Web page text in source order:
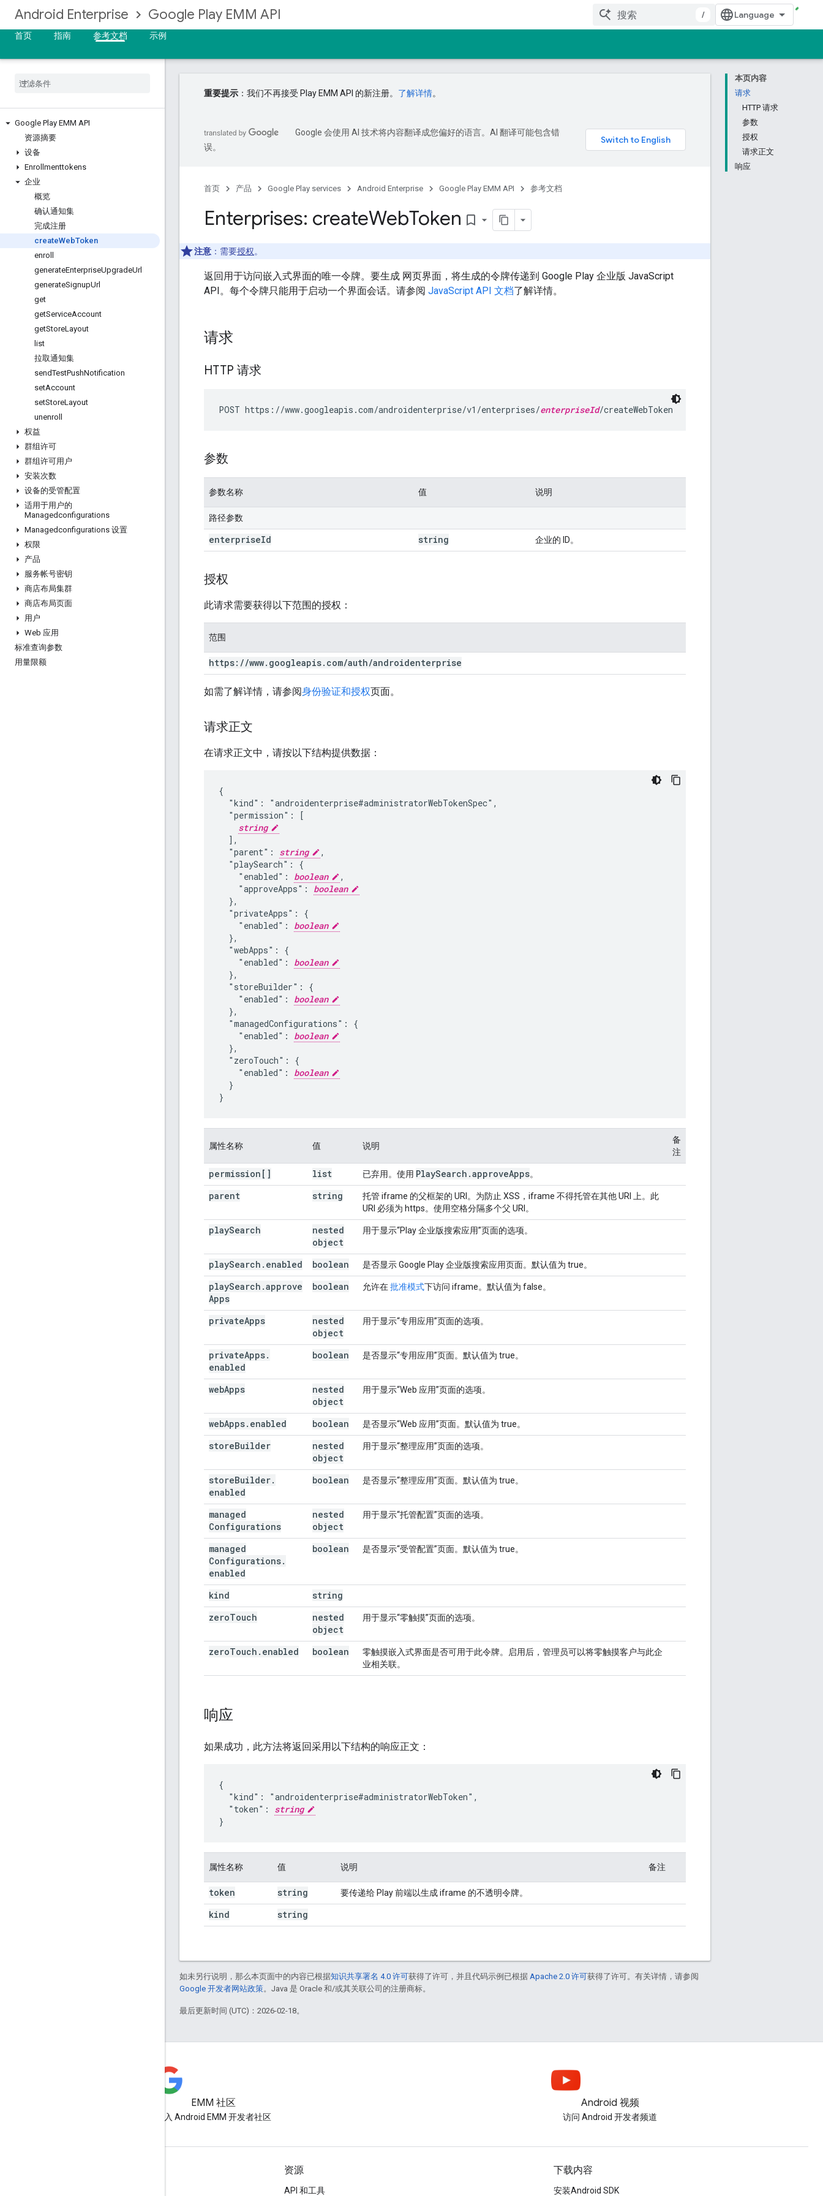
Android Enterprise Google Play EMM API
/
首页
指南 参考文档 示例
Google Play EMM API
资源摘要
设备
Enrollmenttokens
企业
概览
确认通知集
完成注册
createWebToken
enroll
generateEnterpriseUpgradeUrl
generateSignupUrl
get
getServiceAccount
getStoreLayout
list
拉取通知集
sendTestPushNotification
setAccount
setStoreLayout
unenroll
权益
群组许可
群组许可用户
安装次数
设备的受管配置
适用于用户的
Managedconfigurations
Managedconfigurations 设置
权限
产品
服务帐号密钥
商店布局集群
商店布局页面
用户
Web 应用
标准查询参数
用量限额
本页内容
请求
HTTP 请求
参数
授权
请求正文
响应
重要提示 ：我们不再接受 Play EMM API 的新注册。 了解详情。
Google 会使用 AI 技术将内容翻译成您偏好的语言。AI 翻译可能包含错
误。
首页 产品 Google Play services Android Enterprise Google Play EMM API 参考文档
Enterprises: createWebToken bookmark_border
注意 ：需要授权。
返回用于访问嵌入式界面的唯一令牌。要生成 网页界面，将生成的令牌传递到 Google Play 企业版 JavaScript
API。每个令牌只能用于启动一个界面会话。请参阅 JavaScript API 文档了解详情。
请求
HTTP 请求
POST https://www.googleapis.com/androidenterprise/v1/enterprises/enterpriseId/createWebToken
参数
参数名称 值 说明
路径参数
enterpriseId string 企业的 ID。
授权
此请求需要获得以下范围的授权：
范围
https: //www. googleapis. com/auth/androidenterprise
如需了解详情，请参阅身份验证和授权页面。
请求正文
在请求正文中，请按以下结构提供数据：
{
  "kind": "androidenterprise#administratorWebTokenSpec",
  "permission": [
string
  ],
  "parent":
string
,
  "playSearch": {
    "enabled":
boolean
,
    "approveApps":
boolean
  },
  "privateApps": {
    "enabled":
boolean
  },
  "webApps": {
    "enabled":
boolean
  },
  "storeBuilder": {
    "enabled":
boolean
  },
  "managedConfigurations": {
    "enabled":
boolean
  },
  "zeroTouch": {
    "enabled":
boolean
  }
}
属性名称 值 说明
备
注
permission[] list 已弃用。使用 PlaySearch .approveApps。
parent string
托管 iframe 的父框架的 URI。为防止 XSS，iframe 不得托管在其他 URI 上。此
URI 必须为 https。使用空格分隔多个父 URI。
playSearch
nested
object
用于显示“Play 企业版搜索应用”页面的选项。
playSearch . enabled boolean 是否显示 Google Play 企业版搜索应用页面。默认值为 true。
playSearch .approve
Apps
boolean 允许在批准模式下访问 iframe。默认值为 false。
privateApps
nested
object
用于显示“专用应用”页面的选项。
privateApps.
enabled
boolean 是否显示“专用应用”页面。默认值为 true。
webApps
nested
object
用于显示“Web 应用”页面的选项。
webApps. enabled boolean 是否显示“Web 应用”页面。默认值为 true。
storeBuilder
nested
object
用于显示“整理应用”页面的选项。
storeBuilder.
enabled
boolean 是否显示“整理应用”页面。默认值为 true。
managed
Configurations
nested
object
用于显示“托管配置”页面的选项。
managed
Configurations.
enabled
boolean 是否显示“受管配置”页面。默认值为 true。
kind
string
zeroTouch
nested
object
用于显示“零触摸”页面的选项。
zeroTouch . enabled boolean
零触摸嵌入式界面是否可用于此令牌。启用后，管理员可以将零触摸客户与此企
业相关联。
响应
如果成功，此方法将返回采用以下结构的响应正文：
{
  "kind": "androidenterprise#administratorWebToken",
  "token":
string
}
属性名称 值 说明 备注
token string 要传递给 Play 前端以生成 iframe 的不透明令牌。
kind string
如未另行说明，那么本页面中的内容已根据知识共享署名 4.0 许可获得了许可，并且代码示例已根据 Apache 2.0 许可获得了许可。有关详情，请参阅
Google 开发者网站政策。Java 是 Oracle 和/或其关联公司的注册商标。
最后更新时间 (UTC)：2026-02-18。
EMM 社区
加入 Android EMM 开发者社区
Android 视频
访问 Android 开发者频道
资源
API 和工具
下载内容
安装Android SDK